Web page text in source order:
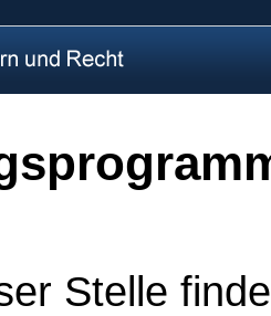
Stelle